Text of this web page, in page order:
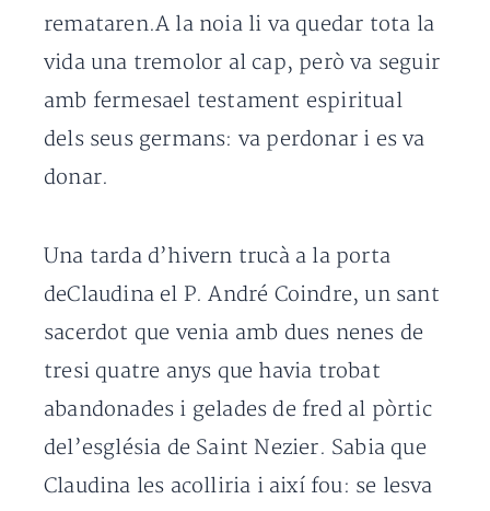
remataren.A la noia li va quedar tota la
vida una tremolor al cap, però va seguir
amb fermesael testament espiritual
dels seus germans: va perdonar i es va
donar.
Una tarda d’hivern trucà a la porta
deClaudina el P. André Coindre, un sant
sacerdot que venia amb dues nenes de
tresi quatre anys que havia trobat
abandonades i gelades de fred al pòrtic
del’església de Saint Nezier. Sabia que
Claudina les acolliria i així fou: se lesva